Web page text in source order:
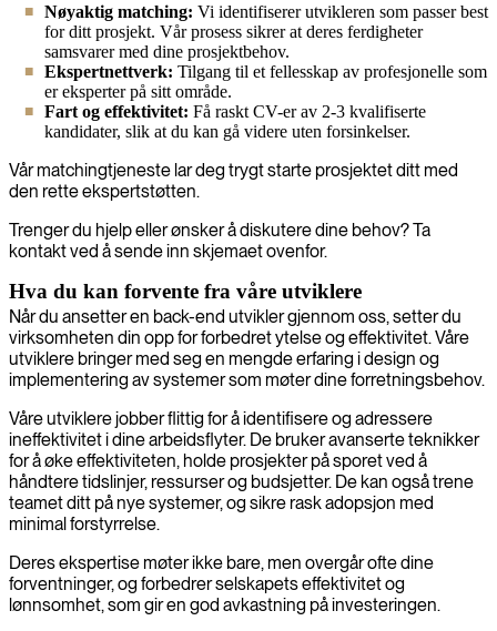
Nøyaktig matching: Vi identifiserer utvikleren som passer best
for ditt prosjekt. Vår prosess sikrer at deres ferdigheter
samsvarer med dine prosjektbehov.
Ekspertnettverk: Tilgang til et fellesskap av profesjonelle som
er eksperter på sitt område.
Fart og effektivitet: Få raskt CV-er av 2-3 kvalifiserte
kandidater, slik at du kan gå videre uten forsinkelser.
Vår matchingtjeneste lar deg trygt starte prosjektet ditt med
den rette ekspertstøtten.
Trenger du hjelp eller ønsker å diskutere dine behov? Ta
kontakt ved å sende inn skjemaet ovenfor.
Hva du kan forvente fra våre utviklere
Når du ansetter en back-end utvikler gjennom oss, setter du
virksomheten din opp for forbedret ytelse og effektivitet. Våre
utviklere bringer med seg en mengde erfaring i design og
implementering av systemer som møter dine forretningsbehov.
Våre utviklere jobber flittig for å identifisere og adressere
ineffektivitet i dine arbeidsflyter. De bruker avanserte teknikker
for å øke effektiviteten, holde prosjekter på sporet ved å
håndtere tidslinjer, ressurser og budsjetter. De kan også trene
teamet ditt på nye systemer, og sikre rask adopsjon med
minimal forstyrrelse.
Deres ekspertise møter ikke bare, men overgår ofte dine
forventninger, og forbedrer selskapets effektivitet og
lønnsomhet, som gir en god avkastning på investeringen.